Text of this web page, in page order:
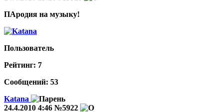
ПАродия на музыку!
Пользователь
Рейтинг: 7
Сообщений: 53
Katana
24.4.2010 4:46 №5922